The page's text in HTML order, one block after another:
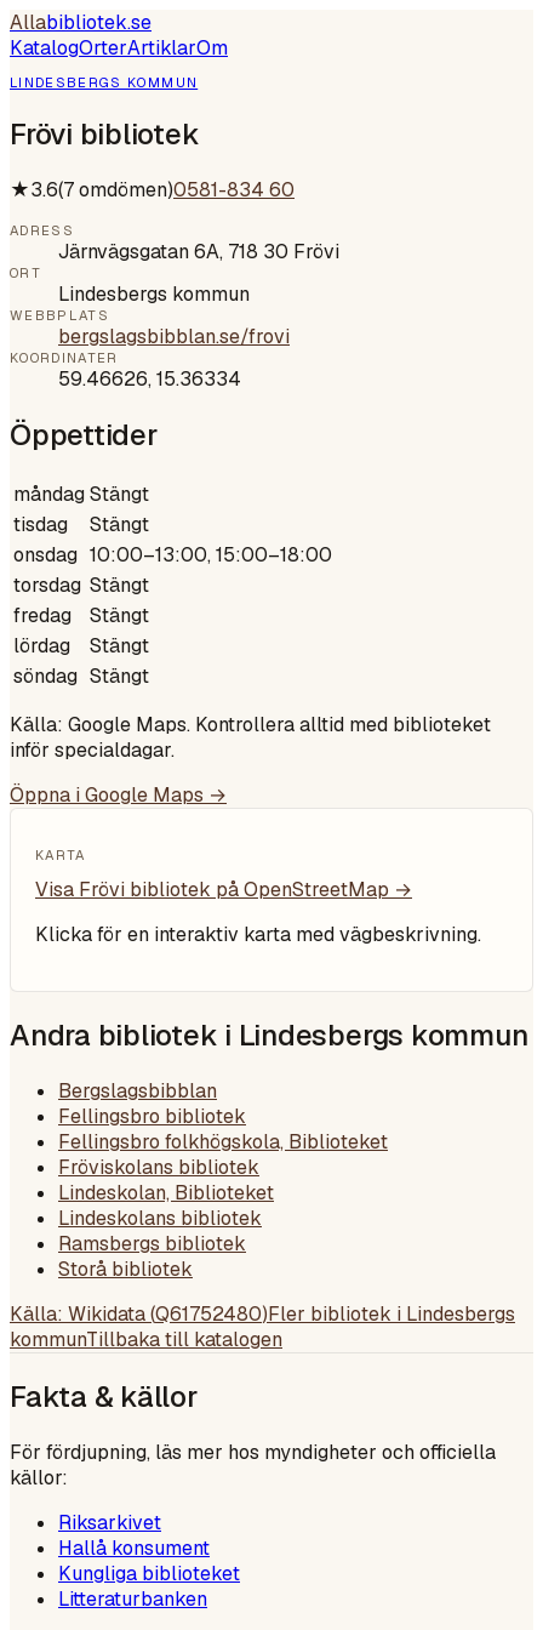
Allabibliotek.se
KatalogOrterArtiklarOm
LINDESBERGS KOMMUN
Frövi bibliotek
★3.6(7omdömen)0581-834 60
ADRESS
Järnvägsgatan 6A, 718 30 Frövi
ORT
Lindesbergs kommun
WEBBPLATS
bergslagsbibblan.se/frovi
KOORDINATER
59.46626,15.36334
Öppettider
måndagStängt
tisdag
Stängt
onsdag 10:00–13:00, 15:00–18:00
torsdag Stängt
fredag
Stängt
lördag
Stängt
söndag Stängt
Källa: Google Maps. Kontrollera alltid med biblioteket
inför specialdagar.
Öppna i Google Maps →
KARTA
Visa Frövi bibliotek på OpenStreetMap →
Klicka för en interaktiv karta med vägbeskrivning.
Andra bibliotek i Lindesbergs kommun
Bergslagsbibblan
Fellingsbro bibliotek
Fellingsbro folkhögskola, Biblioteket
Fröviskolans bibliotek
Lindeskolan, Biblioteket
Lindeskolans bibliotek
Ramsbergs bibliotek
Storå bibliotek
Källa: Wikidata (Q61752480)Fler bibliotek i Lindesbergs
kommunTillbaka till katalogen
Fakta & källor
För fördjupning, läs mer hos myndigheter och officiella
källor:
Riksarkivet
Hallå konsument
Kungliga biblioteket
Litteraturbanken